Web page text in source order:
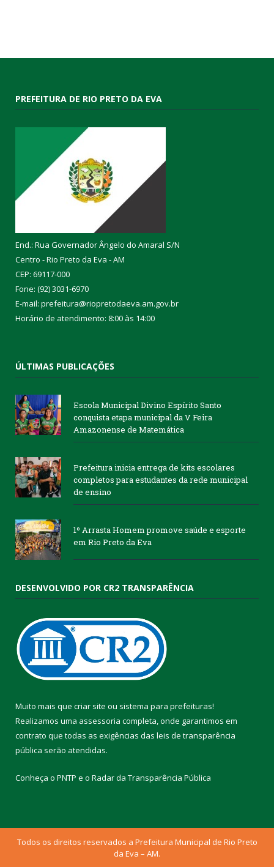
PREFEITURA DE RIO PRETO DA EVA
End.: Rua Governador Ângelo do Amaral S/N
Centro - Rio Preto da Eva - AM
CEP: 69117-000
Fone: (92) 3031-6970
E-mail: prefeitura@riopretodaeva.am.gov.br
Horário de atendimento: 8:00 às 14:00
ÚLTIMAS PUBLICAÇÕES
Escola Municipal Divino Espírito Santo
conquista etapa municipal da V Feira
Amazonense de Matemática
Prefeitura inicia entrega de kits escolares
completos para estudantes da rede municipal
de ensino
1º Arrasta Homem promove saúde e esporte
em Rio Preto da Eva
DESENVOLVIDO POR CR2 TRANSPARÊNCIA
Muito mais que criar site ou sistema para prefeituras!
Realizamos uma assessoria completa, onde garantimos em
contrato que todas as exigências das leis de transparência
pública serão atendidas.
Conheça o PNTP e o Radar da Transparência Pública
Todos os direitos reservados a Prefeitura Municipal de Rio Preto
da Eva – AM.